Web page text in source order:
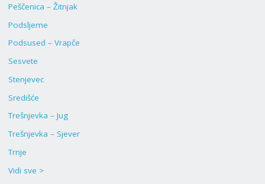
Peščenica – Žitnjak
Podsljeme
Podsused – Vrapče
Sesvete
Stenjevec
Središće
Trešnjevka – Jug
Trešnjevka – Sjever
Trnje
Vidi sve >